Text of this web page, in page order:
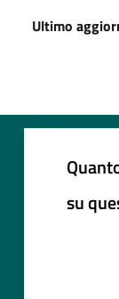
Ultimo
su